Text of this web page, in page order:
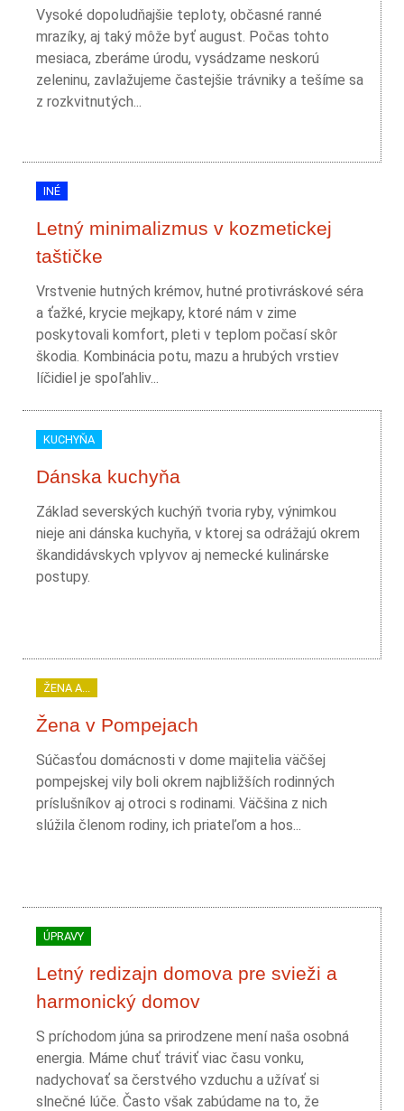
Vysoké dopoludňajšie teploty, občasné ranné
mrazíky, aj taký môže byť august. Počas tohto
mesiaca, zberáme úrodu, vysádzame neskorú
zeleninu, zavlažujeme častejšie trávniky a tešíme sa
z rozkvitnutých...
INÉ
Letný minimalizmus v kozmetickej
taštičke
Vrstvenie hutných krémov, hutné protivráskové séra
a ťažké, krycie mejkapy, ktoré nám v zime
poskytovali komfort, pleti v teplom počasí skôr
škodia. Kombinácia potu, mazu a hrubých vrstiev
líčidiel je spoľahliv...
KUCHYŇA
Dánska kuchyňa
Základ severských kuchýň tvoria ryby, výnimkou
nieje ani dánska kuchyňa, v ktorej sa odrážajú okrem
škandidávskych vplyvov aj nemecké kulinárske
postupy.
ŽENA A...
Žena v Pompejach
Súčasťou domácnosti v dome majitelia väčšej
pompejskej vily boli okrem najbližších rodinných
príslušníkov aj otroci s rodinami. Väčšina z nich
slúžila členom rodiny, ich priateľom a hos...
ÚPRAVY
Letný redizajn domova pre svieži a
harmonický domov
S príchodom júna sa prirodzene mení naša osobná
energia. Máme chuť tráviť viac času vonku,
nadychovať sa čerstvého vzduchu a užívať si
slnečné lúče. Často však zabúdame na to, že